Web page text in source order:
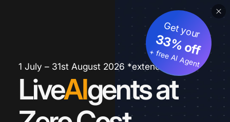
1 July – 31st August 2026 *extended
LiveAIgents at
Get your
33% off
+ free AI Agent